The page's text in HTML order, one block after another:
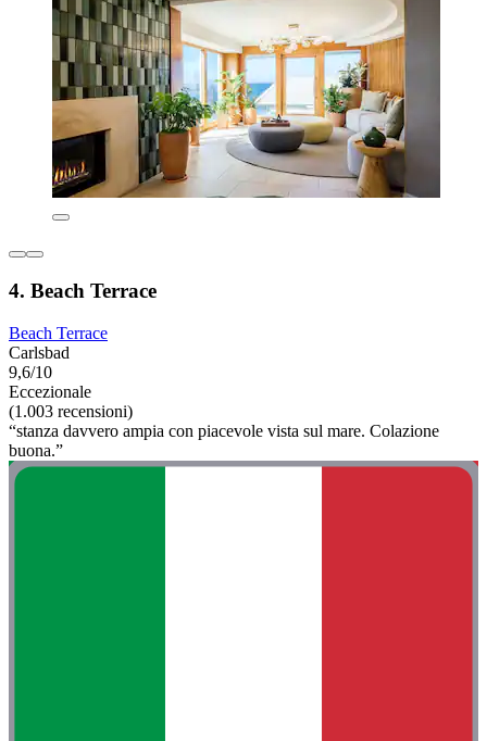
4. Beach Terrace
Beach Terrace
Carlsbad
9,6/10
Eccezionale
(1.003 recensioni)
“stanza davvero ampia con piacevole vista sul mare. Colazione
buona.”